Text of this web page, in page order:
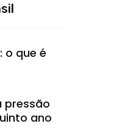
o que é
pressão
ano